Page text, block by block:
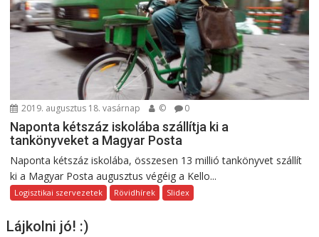
2019. augusztus 18. vasárnap © 0
Naponta kétszáz iskolába szállítja ki a
tankönyveket a Magyar Posta
Naponta kétszáz iskolába, összesen 13 millió tankönyvet szállít
ki a Magyar Posta augusztus végéig a Kello...
Logisztikai szervezetek Rövidhírek Slidex
Lájkolni jó! :)